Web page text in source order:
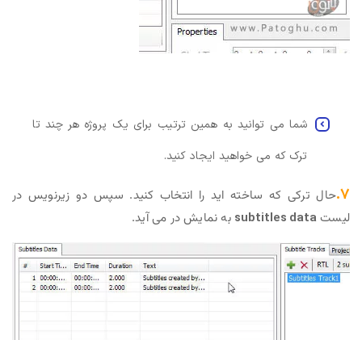
شما می توانید به همین ترتیب برای یک پروژه هر چند تا
ترک که می خواهید ایجاد کنید.
۷. حال ترکی که ساخته اید را انتخاب کنید. سپس دو زیرنویس در
لیستsubtitles data به نمایش در می آید.